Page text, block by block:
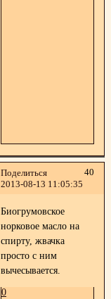
Поделиться
40
2013-08-13 11:05:35
Биогрумовское
норковое масло на
спирту, жвачка
просто с ним
вычесывается.
0